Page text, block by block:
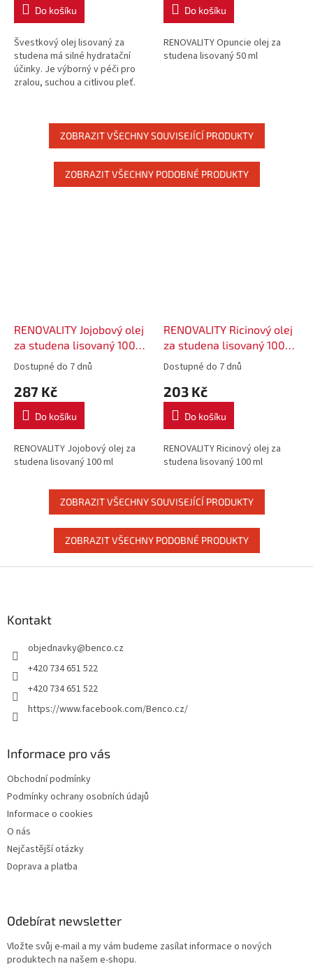
Do košíku
Švestkový olej lisovaný za
studena má silné hydratační
účinky. Je výborný v péči pro
zralou, suchou a citlivou pleť.
Do košíku
RENOVALITY Opuncie olej za
studena lisovaný 50 ml
ZOBRAZIT VŠECHNY SOUVISEJÍCÍ PRODUKTY
ZOBRAZIT VŠECHNY PODOBNÉ PRODUKTY
RENOVALITY Jojobový olej
za studena lisovaný 100
ml
Dostupné do 7 dnů
287 Kč
Do košíku
RENOVALITY Jojobový olej za
studena lisovaný 100 ml
RENOVALITY Ricinový olej
za studena lisovaný 100
ml
Dostupné do 7 dnů
203 Kč
Do košíku
RENOVALITY Ricinový olej za
studena lisovaný 100 ml
ZOBRAZIT VŠECHNY SOUVISEJÍCÍ PRODUKTY
ZOBRAZIT VŠECHNY PODOBNÉ PRODUKTY
Kontakt
objednavky@benco.cz
+420 734 651 522
+420 734 651 522
https://www.facebook.com/Benco.cz/
Informace pro vás
Obchodní podmínky
Podmínky ochrany osobních údajů
Informace o cookies
O nás
Nejčastější otázky
Doprava a platba
Odebírat newsletter
Vložte svůj e-mail a my vám budeme zasílat informace o nových
produktech na našem e-shopu.